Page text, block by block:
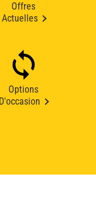
Offres
Actuelles
Options
D'occasion